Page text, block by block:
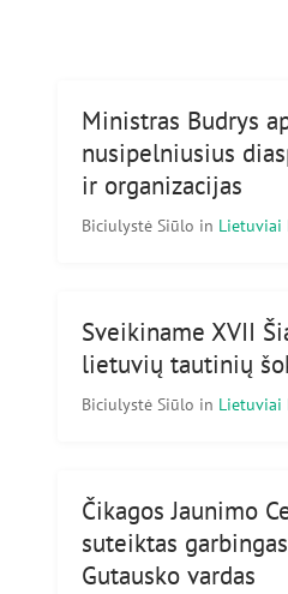
Ministras Budrys
nusipelniusius
ir organizacijas
Biciulystė Siūlo in Lietuviai
Sveikiname XVII
lietuvių tautinių
Biciulystė Siūlo in Lietuviai
Čikagos Jaunimo
suteiktas
Gutausko vardas